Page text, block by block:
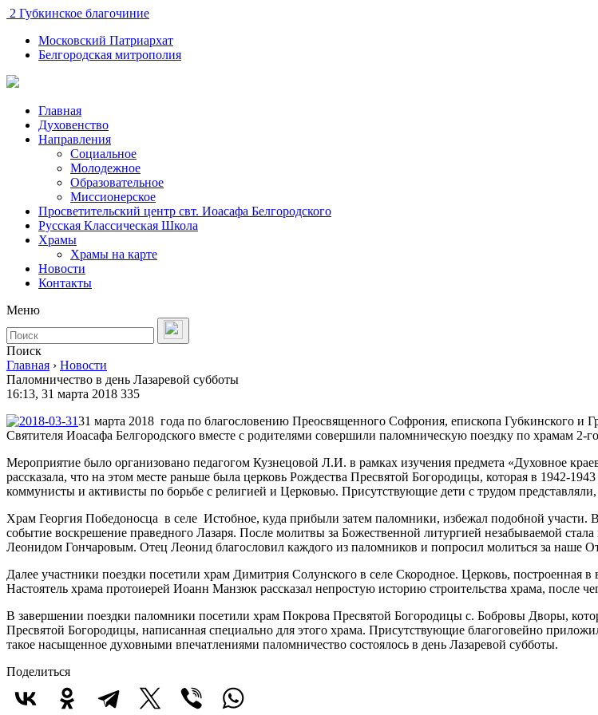
2 Губкинское благочиние
Московский Патриархат
Белгородская митрополия
Главная
Духовенство
Направления
Социальное
Молодежное
Образовательное
Миссионерское
Просветительский центр свт. Иоасафа Белгородского
Русская Классическая Школа
Храмы
Храмы на карте
Новости
Контакты
Меню
Поиск
Главная › Новости
Паломничество в день Лазаревой субботы
16:13, 31 марта 2018 335
31 марта 2018 года по благословению Преосвященного Софрония, епископа Губкинского и
Святителя Иоасафа Белгородского вместе с родителями совершили паломническую поездку по храмам 2-
Мероприятие было организовано педагогом Кузнецовой Л.И. в рамках изучения предмета «Духовное
рассказала, что на этом месте раньше была церковь Рождества Пресвятой Богородицы, которая в 1942-
коммунисты и активисты по борьбе с религией и Церковью. Присутствующие дети с трудом
Храм Георгия Победоносца в селе Истобное, куда прибыли затем паломники, избежал подобной участи.
событие воскрешение праведного Лазаря. После молитвы за Божественной литургией незабываемой
Леонидом Гончаровым. Отец Леонид благословил каждого из паломников и попросил молиться за наше
Далее участники поездки посетили храм Димитрия Солунского в селе Скородное. Церковь, построенная
Настоятель храма протоиерей Иоанн Манзюк рассказал непростую историю строительства храма, после
В завершении поездки паломники посетили храм Покрова Пресвятой Богородицы с. Бобровы Дворы,
Пресвятой Богородицы, написанная специально для этого храма. Присутствующие благоговейно
такое насыщенное духовными впечатлениями паломничество состоялось в день Лазаревой субботы.
Поделиться